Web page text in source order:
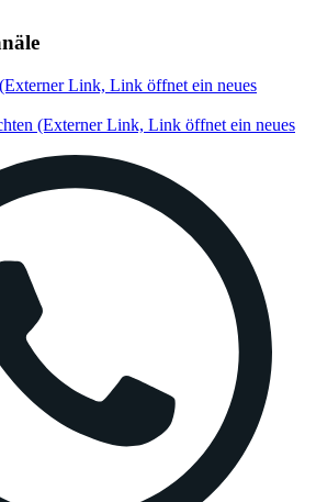
(Externer Link, Link öffnet ein neues
(Externer Link, Link öffnet ein neues